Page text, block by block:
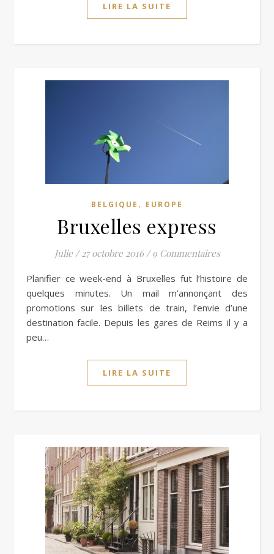
LIRE LA SUITE
BELGIQUE , EUROPE
Bruxelles express
Julie / 27 octobre 2016 / 9 Commentaires
Planifier ce week-end à Bruxelles fut l’histoire de
quelques minutes. Un mail m’annonçant des
promotions sur les billets de train, l’envie d’une
destination facile. Depuis les gares de Reims il y a
peu…
LIRE LA SUITE